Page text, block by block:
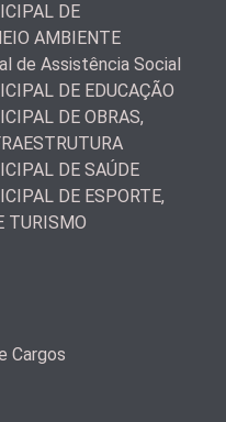
DE
AMBIENTE
de Assistência Social
DE EDUCAÇÃO
DE OBRAS,
DE SAÚDE
DE ESPORTE,
TURISMO
Cargos